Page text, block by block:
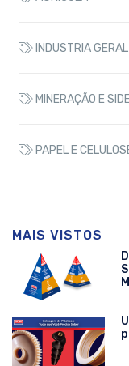
INDUSTRIA GERAL
MINERAÇÃO E
PAPEL E
MAIS VISTOS